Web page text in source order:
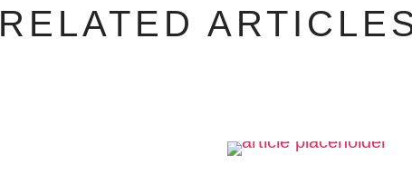
RELATED